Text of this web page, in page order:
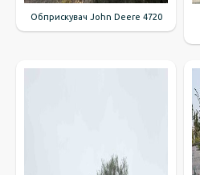
Обприскувач John Deere 4720